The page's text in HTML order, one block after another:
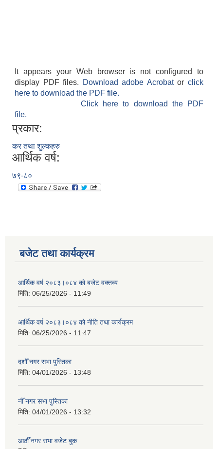
It appears your Web browser is not configured to
display PDF files.
Download adobe Acrobatorclick
here to download the PDF file.
Click here to download the PDF
file.
प्रकार:
कर तथा शुल्कहरु
आर्थिक वर्ष:
७९-८०
बजेट तथा कार्यक्रम
आर्थिक वर्ष २०८३।०८४ को बजेट वक्तव्य
मिति: 06/25/2026 - 11:49
आर्थिक वर्ष २०८३।०८४ को नीति तथा कार्यक्रम
मिति: 06/25/2026 - 11:47
दशौँ नगर सभा पुस्तिका
मिति: 04/01/2026 - 13:48
नौँ नगर सभा पुस्तिका
मिति: 04/01/2026 - 13:32
आठौँ नगर सभा वजेट बुक